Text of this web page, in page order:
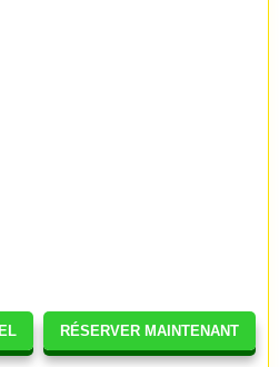
RÉSERVER MAINTENANT